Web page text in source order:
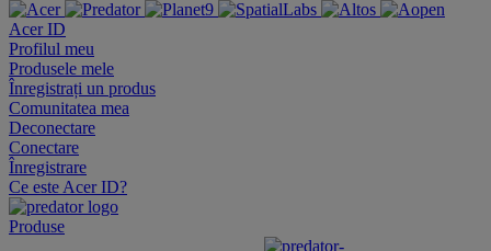
Acer ID
Profilul meu
Produsele mele
Înregistrați un produs
Comunitatea mea
Deconectare
Conectare
Înregistrare
Ce este Acer ID?
Produse